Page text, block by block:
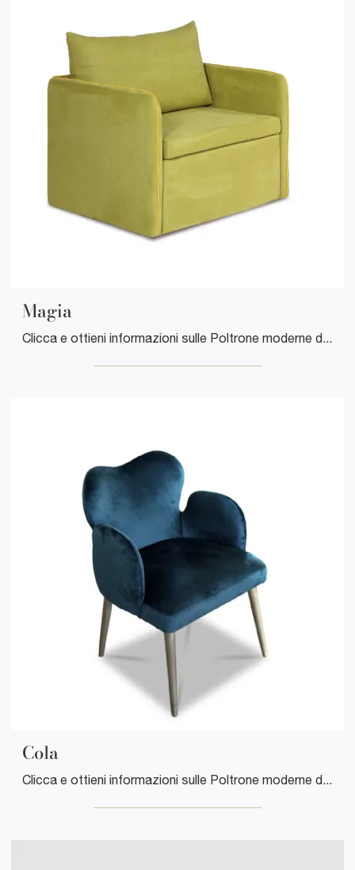
Magia
Clicca e ottieni informazioni sulle Poltrone moderne di Cuborosso! Differenti modelli in tessuto, come Magia, ti aspettano.
Cola
Clicca e ottieni informazioni sulle Poltrone moderne di Cuborosso! Molteplici modelli in tessuto, come Cola, ti aspettano.